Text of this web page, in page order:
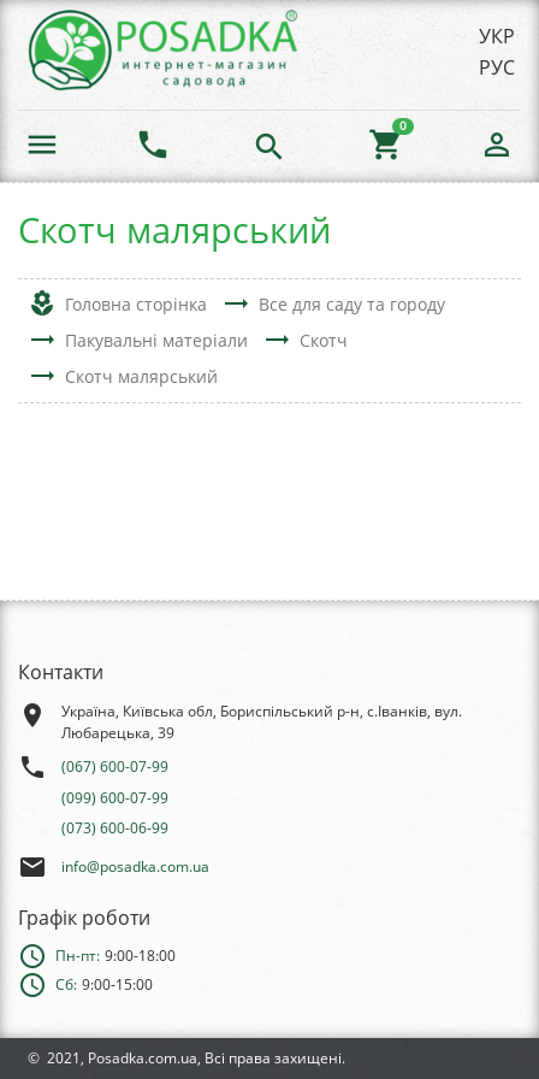
УКР
РУС
menu phone search shopping_cart
0
person_outline
Скотч малярський
local_florist Головна сторінка trending_flat Все для саду та городу
trending_flat Пакувальні матеріали trending_flat Скотч
trending_flat Скотч малярський
Контакти
place
Україна, Київська обл, Бориспільський р-н, с.Іванків, вул.
Любарецька, 39
phone
(067) 600-07-99
(099) 600-07-99
(073) 600-06-99
email info@posadka.com.ua
Графік роботи
schedule Пн-пт: 9:00-18:00
schedule Сб: 9:00-15:00
© 2021, Posadka.com.ua, Всі права захищені.